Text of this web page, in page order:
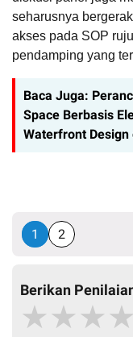
seharusnya
akses pada SOP
pendamping yang
Baca Juga:
Space Berbasis
Waterfront Design
1 2
Berikan
★★★★